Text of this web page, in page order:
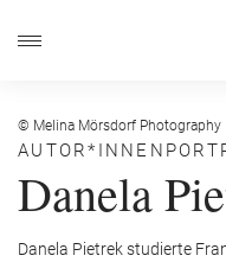
© Melina Mörsdorf Photography
Danela
Danela Pietrek studierte